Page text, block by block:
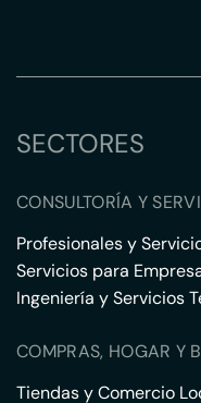
SECTORES
CONSULTORÍA Y
Profesionales y
Servicios para
Ingeniería y Servicios
COMPRAS, HOGAR Y
Tiendas y Comercio